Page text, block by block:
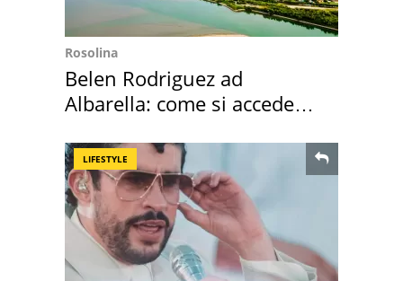
Rosolina
Belen Rodriguez ad
Albarella: come si accede
LIFESTYLE